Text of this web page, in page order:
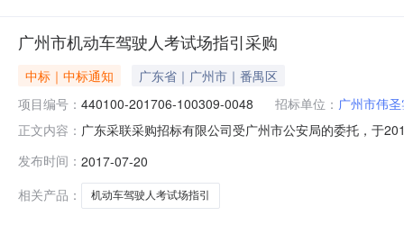
广州市机动车驾驶人考试场指引采购
中标｜中标通知
广东省｜广州市｜番禺区
项目编号： 440100-201706-100309-0048 招标单位： 广州市伟
正文内容： 广东采联采购招标有限公司受广州市公安局的委托，于
（元）：1,906,000四、采购方式：公开招标五、中标供
发布时间： 2017-07-20
相关产品：
机动车驾驶人考试场指引